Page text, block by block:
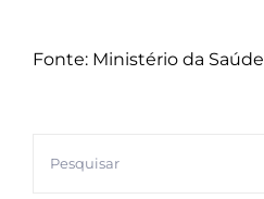
Fonte: Ministério da Saúde
resultados